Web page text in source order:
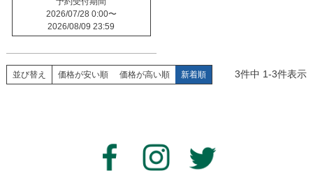
2026/07/28 0:00〜
2026/08/09 23:59
並び替え 価格が安い順 価格が高い順 新着順 3件中 1-3件表示